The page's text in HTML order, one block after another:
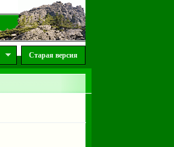
Старая версия